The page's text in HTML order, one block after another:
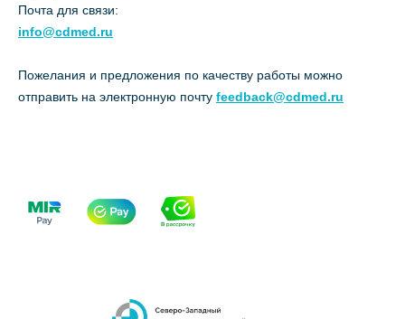
Почта для связи:
info@cdmed.ru
Пожелания и предложения по качеству работы можно
отправить на электронную почту feedback@cdmed.ru